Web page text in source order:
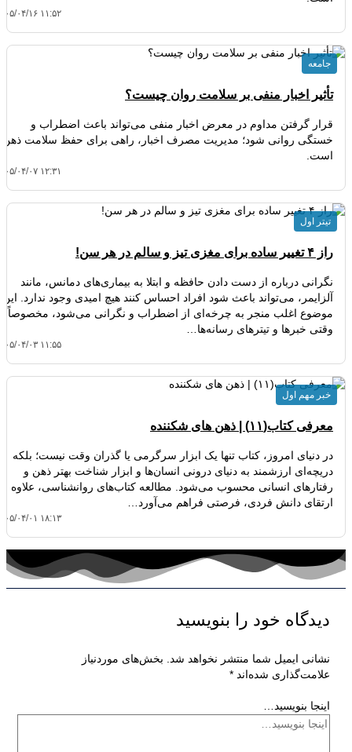
۱۴۰۵/۰۴/۱۶
تأثیر اخبار منفی بر سلامت روان چیست؟
قرار گرفتن مداوم در معرض اخبار منفی می‌تواند باعث اضطراب و
خستگی روانی شود؛ مدیریت مصرف اخبار، راهی برای حفظ سلامت ذهن
است.
۱۴۰۵/۰۴/۰۷
جامعه
راز ۴ تغییر ساده برای مغزی تیز و سالم در هر سن!
نگرانی درباره از دست دادن حافظه و ابتلا به بیماری‌های دمانس، مانند
آلزایمر، می‌تواند باعث شود افراد احساس کنند هیچ امیدی وجود ندارد. این
موضوع اغلب منجر به چرخه‌ای از اضطراب و نگرانی می‌شود، مخصوصاً
وقتی خبرها و تیترهای رسانه‌ها…
۱۴۰۵/۰۴/۰۳
تیتر اول
معرفی کتاب(۱۱) | ذهن های شکننده
در دنیای امروز، کتاب تنها یک ابزار سرگرمی یا گذران وقت نیست؛ بلکه
دریچه‌ای ارزشمند به دنیای درونی انسان‌ها و ابزار شناخت بهتر ذهن و
رفتارهای انسانی محسوب می‌شود. مطالعه کتاب‌های روانشناسی، علاوه
ارتقای دانش فردی، فرصتی فراهم می‌آورد…
۱۴۰۵/۰۴/۰۱
خبر مهم اول
دیدگاه‌ خود را بنویسید
نشانی ایمیل شما منتشر نخواهد شد.
بخش‌های موردنیاز
علامت‌گذاری شده‌اند *
اینجا بنویسید…